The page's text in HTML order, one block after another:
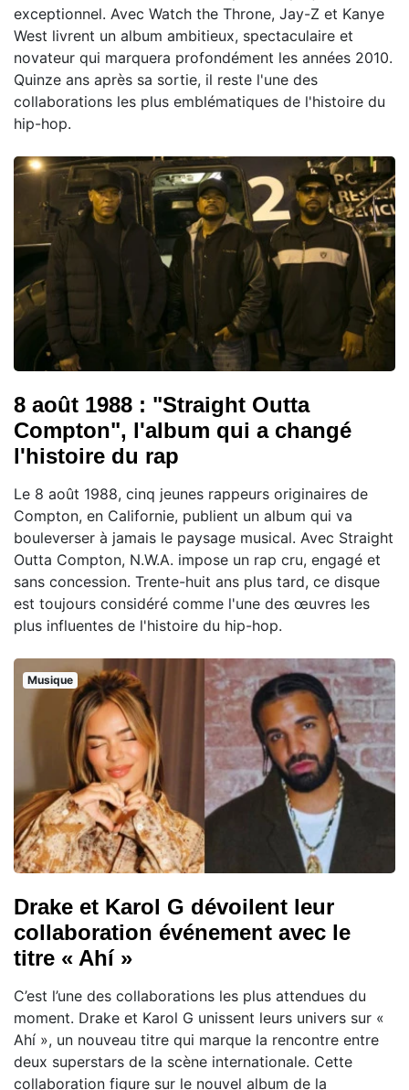
exceptionnel. Avec Watch the Throne, Jay-Z et Kanye
West livrent un album ambitieux, spectaculaire et
novateur qui marquera profondément les années 2010.
Quinze ans après sa sortie, il reste l'une des
collaborations les plus emblématiques de l'histoire du
hip-hop.
8 août 1988 : "Straight Outta
Compton", l'album qui a changé
l'histoire du rap
Le 8 août 1988, cinq jeunes rappeurs originaires de
Compton, en Californie, publient un album qui va
bouleverser à jamais le paysage musical. Avec Straight
Outta Compton, N.W.A. impose un rap cru, engagé et
sans concession. Trente-huit ans plus tard, ce disque
est toujours considéré comme l'une des œuvres les
plus influentes de l'histoire du hip-hop.
Musique
Drake et Karol G dévoilent leur
collaboration événement avec le
titre « Ahí »
C’est l’une des collaborations les plus attendues du
moment. Drake et Karol G unissent leurs univers sur «
Ahí », un nouveau titre qui marque la rencontre entre
deux superstars de la scène internationale. Cette
collaboration figure sur le nouvel album de la